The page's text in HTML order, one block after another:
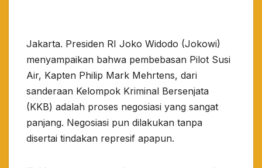
Jakarta. Presiden RI Joko Widodo (Jokowi)
menyampaikan bahwa pembebasan Pilot Susi
Air, Kapten Philip Mark Mehrtens, dari
sanderaan Kelompok Kriminal Bersenjata
(KKB) adalah proses negosiasi yang sangat
panjang. Negosiasi pun dilakukan tanpa
disertai tindakan represif apapun.